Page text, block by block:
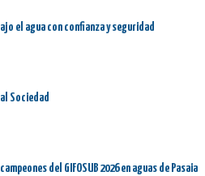
el agua con confianza y seguridad
Sociedad
del GIFOSUB 2026 en aguas de Pasaia